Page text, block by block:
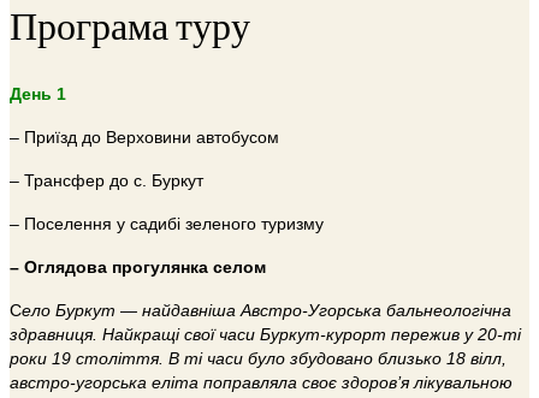
Програма туру
День 1
– Приїзд до Верховини автобусом
– Трансфер до с. Буркут
– Поселення у садибі зеленого туризму
– Оглядова прогулянка селом
Село Буркут — найдавніша Австро-Угорська бальнеологічна
здравниця. Найкращі свої часи Буркут-курорт пережив у 20-ті
роки 19 століття. В ті часи було збудовано близько 18 вілл,
австро-угорська еліта поправляла своє здоров’я лікувальною